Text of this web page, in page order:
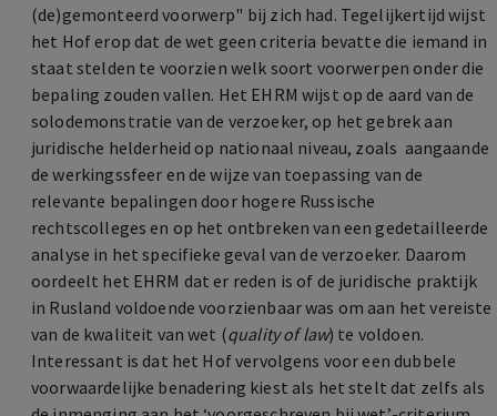
(de)gemonteerd voorwerp" bij zich had. Tegelijkertijd wijst
het Hof erop dat de wet geen criteria bevatte die iemand in
staat stelden te voorzien welk soort voorwerpen onder die
bepaling zouden vallen. Het EHRM wijst op de aard van de
solodemonstratie van de verzoeker, op het gebrek aan
juridische helderheid op nationaal niveau, zoals aangaande
de werkingssfeer en de wijze van toepassing van de
relevante bepalingen door hogere Russische
rechtscolleges en op het ontbreken van een gedetailleerde
analyse in het specifieke geval van de verzoeker. Daarom
oordeelt het EHRM dat er reden is of de juridische praktijk
in Rusland voldoende voorzienbaar was om aan het vereiste
van de kwaliteit van wet (quality of law) te voldoen.
Interessant is dat het Hof vervolgens voor een dubbele
voorwaardelijke benadering kiest als het stelt dat zelfs als